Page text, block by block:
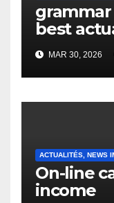
best
to it’s
English
Heap
MAR 30, 2026
ACTUALITÉS, NEWS
On-line
income